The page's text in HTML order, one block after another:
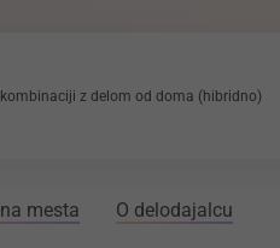
z delom od doma (hibridno)
mesta O delodajalcu